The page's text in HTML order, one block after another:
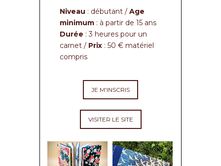
Niveau : débutant / Age
minimum : à partir de 15 ans
Durée : 3 heures pour un
carnet / Prix : 50 € matériel
compris
JE M'INSCRIS
VISITER LE SITE